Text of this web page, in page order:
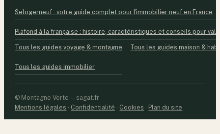
Selogerneuf : votre guide complet pour l'immobilier neuf en France
Plafond à la française : histoire, caractéristiques et conseils pour
Tous les guides voyage & montagne Tous les guides maison &
Tous les guides immobilier
© Montagne Verte — sagat.fr
Mentions légales · Confidentialité · Cookies · Plan du site